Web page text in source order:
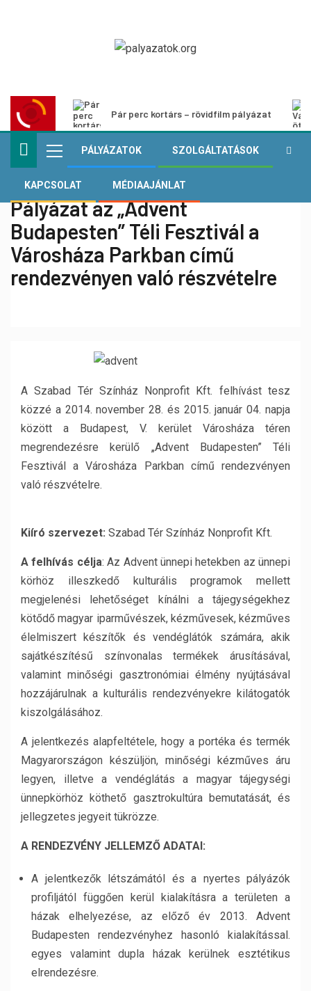
Pár perc kortárs – rövidfilm pályázat
PÁLYÁZATOK SZOLGÁLTATÁSOK
KAPCSOLAT MÉDIAAJÁNLAT
Pályázat az „Advent
Budapesten” Téli Fesztivál a
Városháza Parkban című
rendezvényen való részvételre
A Szabad Tér Színház Nonprofit Kft. felhívást tesz
közzé a 2014. november 28. és 2015. január 04. napja
között a Budapest, V. kerület Városháza téren
megrendezésre kerülő „Advent Budapesten” Téli
Fesztivál a Városháza Parkban című rendezvényen
való részvételre.
Kiíró szervezet: Szabad Tér Színház Nonprofit Kft.
A felhívás célja: Az Advent ünnepi hetekben az ünnepi
körhöz illeszkedő kulturális programok mellett
megjelenési lehetőséget kínálni a tájegységekhez
kötődő magyar iparművészek, kézművesek, kézműves
élelmiszert készítők és vendéglátók számára, akik
sajátkészítésű színvonalas termékek árusításával,
valamint minőségi gasztronómiai élmény nyújtásával
hozzájárulnak a kulturális rendezvényekre kilátogatók
kiszolgálásához.
A jelentkezés alapfeltétele, hogy a portéka és termék
Magyarországon készüljön, minőségi kézműves áru
legyen, illetve a vendéglátás a magyar tájegységi
ünnepkörhöz köthető gasztrokultúra bemutatását, és
jellegzetes jegyeit tükrözze.
A RENDEZVÉNY JELLEMZŐ ADATAI:
A jelentkezők létszámától és a nyertes pályázók
profiljától függően kerül kialakításra a területen a
házak elhelyezése, az előző év 2013. Advent
Budapesten rendezvényhez hasonló kialakítással.
egyes valamint dupla házak kerülnek esztétikus
elrendezésre.